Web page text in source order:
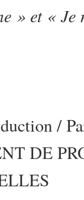
» et «
/
DE